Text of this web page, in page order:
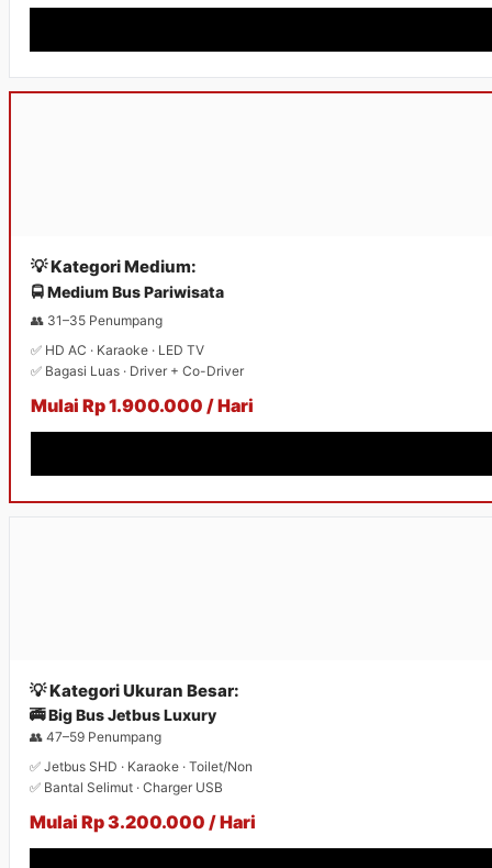
💡 Kategori Medium:
🚍 Medium Bus Pariwisata
👥 31–35 Penumpang
✅ HD AC · Karaoke · LED TV
✅ Bagasi Luas · Driver + Co-Driver
Mulai Rp 1.900.000 / Hari
💡 Kategori Ukuran Besar:
🚎 Big Bus Jetbus Luxury
👥 47–59 Penumpang
✅ Jetbus SHD · Karaoke · Toilet/Non
✅ Bantal Selimut · Charger USB
Mulai Rp 3.200.000 / Hari